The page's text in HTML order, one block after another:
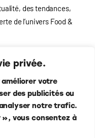
privée.
améliorer votre
des publicités ou
notre trafic.
vous consentez à
des tendances,
de l’univers Food&